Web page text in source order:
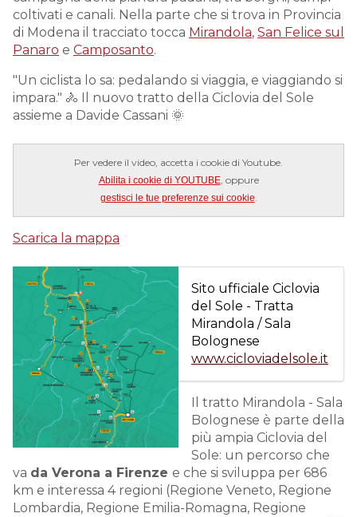
coltivati e canali. Nella parte che si trova in Provincia
di Modena il tracciato tocca Mirandola, San Felice sul
Panaro e Camposanto.
"Un ciclista lo sa: pedalando si viaggia, e viaggiando si
impara." 🚴 Il nuovo tratto della Ciclovia del Sole
assieme a Davide Cassani 🌞
Per vedere il video, accetta i cookie di Youtube.
Abilita i cookie di YOUTUBE, oppure
gestisci le tue preferenze sui cookie.
Scarica la mappa
Sito ufficiale Ciclovia
del Sole - Tratta
Mirandola / Sala
Bolognese
www.cicloviadelsole.it
Il tratto Mirandola - Sala
Bolognese è parte della
più ampia Ciclovia del
Sole: un percorso che
va da Verona a Firenze e che si sviluppa per 686
km e interessa 4 regioni (Regione Veneto, Regione
Lombardia, Regione Emilia-Romagna, Regione